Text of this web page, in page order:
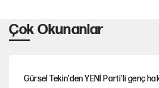
Çok Okunanlar
Gürsel Tekin'den YENİ Parti’li genç